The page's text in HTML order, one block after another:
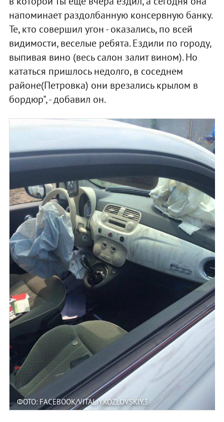
напоминает раздолбанную консервную банку.
Те, кто совершил угон - оказались, по всей
видимости, веселые ребята. Ездили по городу,
выпивая вино (весь салон залит вином). Но
кататься пришлось недолго, в соседнем
районе(Петровка) они врезались крылом в
бордюр", - добавил он.
ФОТО: FACEBOOK/VITALIY.KOZLOVSKIY.3